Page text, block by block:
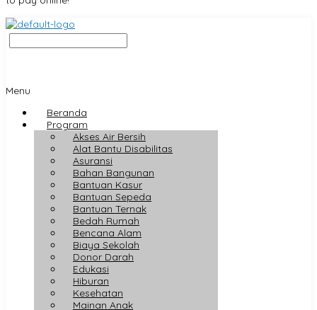
Menu
Beranda
Program
Akses Air Bersih
Alat Bantu Disabilitas
Asuransi
Bahan Bangunan
Bantuan Kasur
Bantuan Sepeda
Bantuan Ternak
Bedah Rumah
Bencana Alam
Biaya Sekolah
Donor Darah
Edukasi
Hiburan
Kesehatan
Mainan Anak